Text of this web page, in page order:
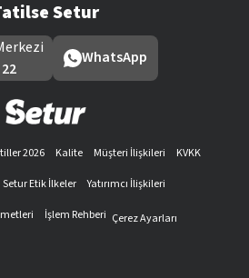
Setur
WhatsApp
2026 Kalite Müşteri İlişkileri
KVKK
Setur Etik İlkeler
Yatırımcı İlişkileri
İşlem Rehberi Çerez Ayarları